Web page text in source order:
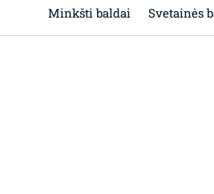
Minkšti baldai Svetainės